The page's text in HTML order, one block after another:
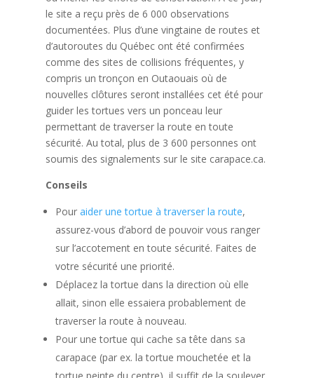
le site a reçu près de 6 000 observations
documentées. Plus d’une vingtaine de routes et
d’autoroutes du Québec ont été confirmées
comme des sites de collisions fréquentes, y
compris un tronçon en Outaouais où de
nouvelles clôtures seront installées cet été pour
guider les tortues vers un ponceau leur
permettant de traverser la route en toute
sécurité. Au total, plus de 3 600 personnes ont
soumis des signalements sur le site carapace.ca.
Conseils
Pour aider une tortue à traverser la route,
assurez-vous d’abord de pouvoir vous ranger
sur l’accotement en toute sécurité. Faites de
votre sécurité une priorité.
Déplacez la tortue dans la direction où elle
allait, sinon elle essaiera probablement de
traverser la route à nouveau.
Pour une tortue qui cache sa tête dans sa
carapace (par ex. la tortue mouchetée et la